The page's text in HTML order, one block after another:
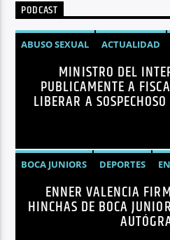
PODCAST
ABUSO SEXUAL ACTUALIDAD
JOHN REIMBERG
MINISTRO
SEGURIDAD
MINISTRO DEL
PUBLICAMENTE A
LIBERAR A
BOCA JUNIORS DEPORTES
NOTICIASENNER VALENCIA
HINCHAS DE BOCA